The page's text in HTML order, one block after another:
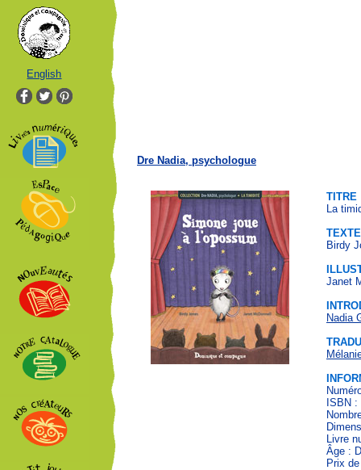
English
Dre Nadia, psychologue
TITRE
La
TEXTE
Birdy
Janet
Nadia
ISBN :
Livre
Âge :
Prix